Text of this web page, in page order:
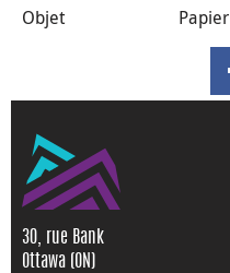
Objet Papier
30, rue Bank
Ottawa (ON)